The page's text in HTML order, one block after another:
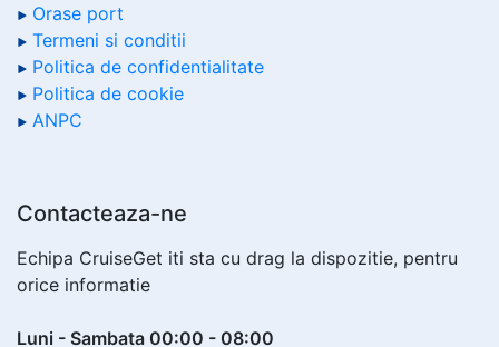
Orase port
Termeni si conditii
Politica de confidentialitate
Politica de cookie
ANPC
Contacteaza-ne
Echipa CruiseGet iti sta cu drag la dispozitie, pentru
orice informatie
Luni - Sambata 00:00 - 08:00